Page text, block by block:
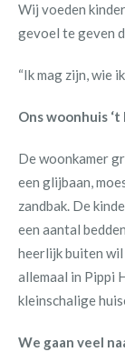
Wij voeden
gevoel te geven
“Ik mag zijn, wie
Ons woonhuis ‘t
De woonkamer
een glijbaan,
zandbak. De
een aantal
heerlijk buiten wil
allemaal in Pippi
kleinschalige
We gaan veel